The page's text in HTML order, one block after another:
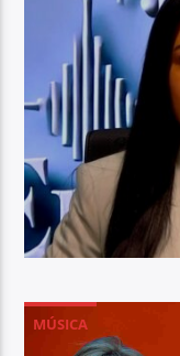
MÚSICA